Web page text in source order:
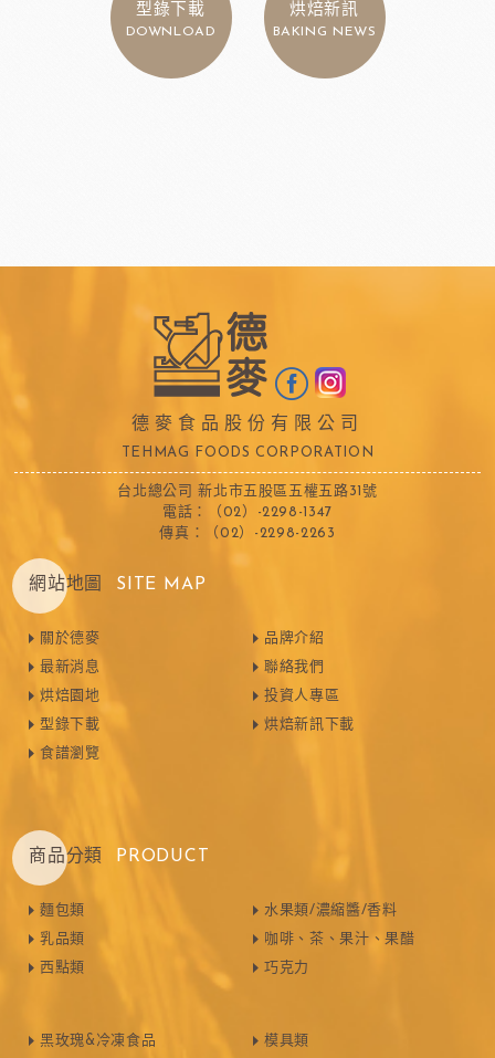
型錄下載
DOWNLOAD
烘焙新訊
BAKING NEWS
德麥食品股份有限公司
TEHMAG FOODS CORPORATION
台北總公司 新北市五股區五權五路31號
電話：（02）-2298-1347
傳真：（02）-2298-2263
網站地圖 SITE MAP
關於德麥
最新消息
烘焙園地
型錄下載
食譜瀏覽
品牌介紹
聯絡我們
投資人專區
烘焙新訊下載
商品分類 PRODUCT
麵包類
乳品類
西點類
水果類/濃縮醬/香料
咖啡、茶、果汁、果醋
巧克力
黑玫瑰&冷凍食品 模具類